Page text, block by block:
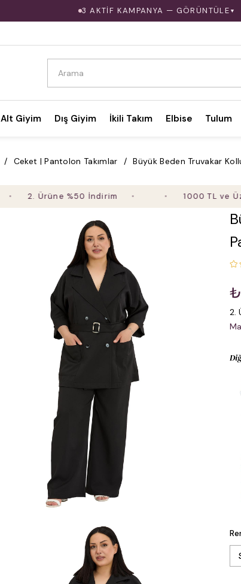
3 AKTİF KAMPANYA — GÖRÜNTÜLE ▼
Alt Giyim Dış Giyim İkili Takım Elbise Tulum
Ceket | Pantolon Takımlar Büyük Beden Truvakar
2. Ürüne %50 İndirim 1000 TL ve Üzeri
2.